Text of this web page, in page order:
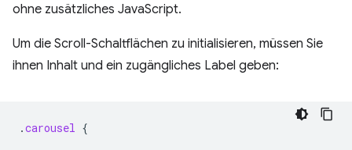
ohne zusätzliches JavaScript.
Um die Scroll-Schaltflächen zu initialisieren, müssen Sie
ihnen Inhalt und ein zugängliches Label geben:
.carousel {